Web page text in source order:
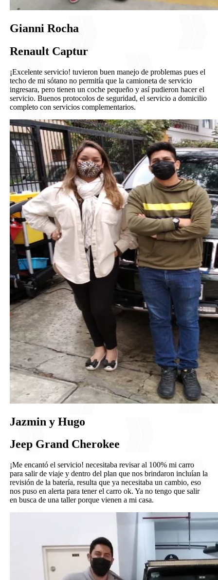
Gianni Rocha
Renault Captur
¡Excelente servicio! tuvieron buen manejo de problemas pues el
techo de mi sótano no permitía que la camioneta de servicio
ingresara, pero tienen un coche pequeño y así pudieron hacer el
servicio. Buenos protocolos de seguridad, el servicio a domicilio
completo con servicios complementarios.
Jazmin y Hugo
Jeep Grand Cherokee
¡Me encantó el servicio! necesitaba revisar al 100% mi carro
para salir de viaje y dentro del plan que nos brindaron incluían la
revisión de la batería, resulta que ya necesitaba un cambio, eso
nos puso en alerta para tener el carro ok. Ya no tengo que salir
en busca de una taller porque vienen a mi casa.